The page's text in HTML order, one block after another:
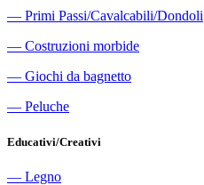
― Primi Passi/Cavalcabili/Dondoli
― Costruzioni morbide
― Giochi da bagnetto
― Peluche
Educativi/Creativi
― Legno